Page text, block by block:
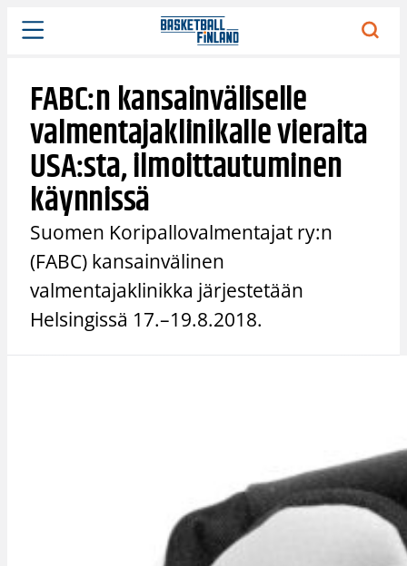
Siirry
sisältöön
FABC:n kansainväliselle
valmentajaklinikalle vieraita
USA:sta, ilmoittautuminen
käynnissä
Suomen Koripallovalmentajat ry:n
(FABC) kansainvälinen
valmentajaklinikka järjestetään
Helsingissä 17.–19.8.2018.